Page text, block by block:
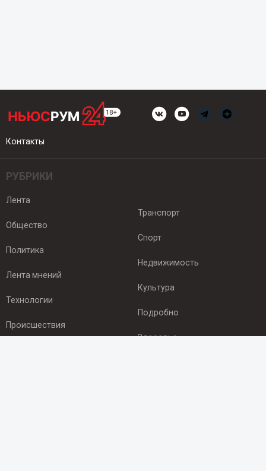
Контакты
РУБРИКИ
Лента
Общество
Политика
Лента мнений
Технологии
Происшествия
Транспорт
Спорт
Недвижимость
Культура
Подробно
Здоровье